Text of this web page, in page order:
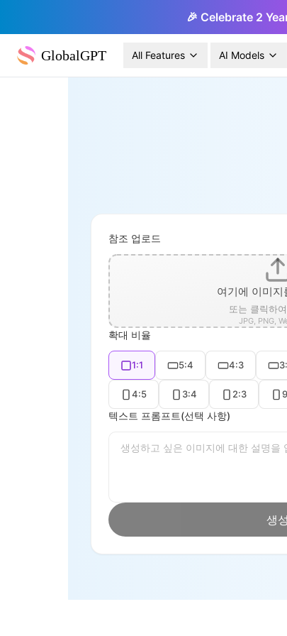
🎉 Celebrate 2
GlobalGPT All Features AI Models
참조 업로드
여기에 이미지
또는 클릭하
JPG, PNG,
확대 비율
1:1 5:4 4:3
4:5 3:4 2:3
텍스트 프롬프트(선택 사항)
생성